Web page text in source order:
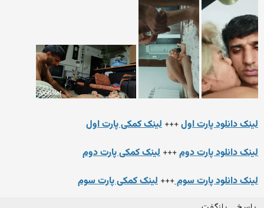
لینک دانلود پارت اول+++ لینک کمکی پارت اول
لینک دانلود پارت دوم+++ لینک کمکی پارت دوم
لینک دانلود پارت سوم+++ لینک کمکی پارت سوم